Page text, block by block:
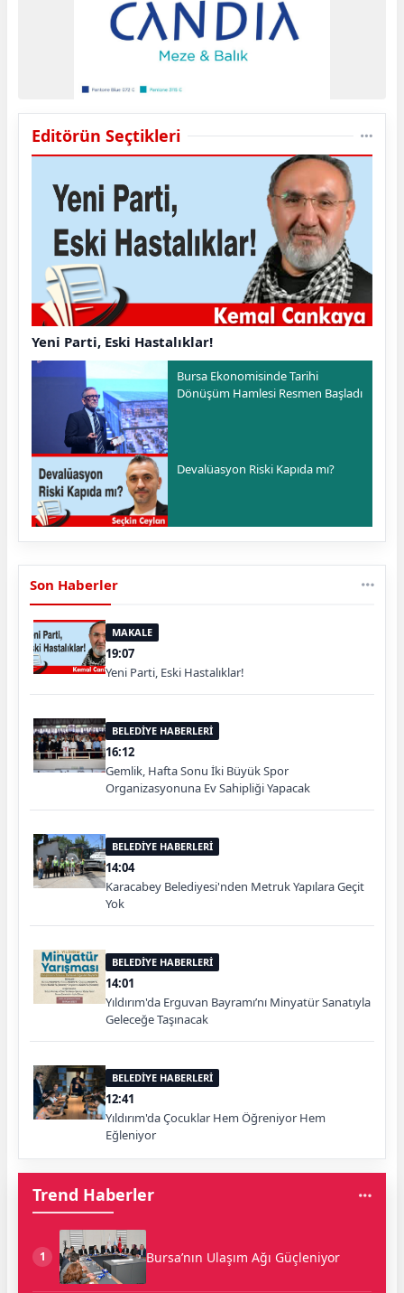
Editörün Seçtikleri
Yeni Parti, Eski Hastalıklar!
Bursa Ekonomisinde Tarihi
Dönüşüm Hamlesi Resmen Başladı
Devalüasyon Riski Kapıda mı?
Son Haberler
MAKALE
19:07
Yeni Parti, Eski Hastalıklar!
BELEDİYE HABERLERİ
16:12
Gemlik, Hafta Sonu İki Büyük Spor
Organizasyonuna Ev Sahipliği Yapacak
BELEDİYE HABERLERİ
14:04
Karacabey Belediyesi'nden Metruk Yapılara Geçit
Yok
BELEDİYE HABERLERİ
14:01
Yıldırım'da Erguvan Bayramı’nı Minyatür Sanatıyla
Geleceğe Taşınacak
BELEDİYE HABERLERİ
12:41
Yıldırım'da Çocuklar Hem Öğreniyor Hem
Eğleniyor
Trend Haberler
1 Bursa’nın Ulaşım Ağı Güçleniyor